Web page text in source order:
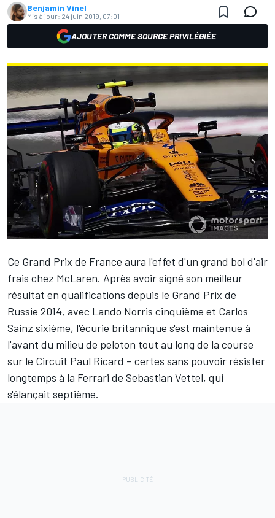
Benjamin Vinel
Mis à jour: 24 juin 2019, 07:01
AJOUTER COMME SOURCE PRIVILÉGIÉE
Ce Grand Prix de France aura l'effet d'un grand bol d'air
frais chez McLaren. Après avoir signé son meilleur
résultat en qualifications depuis le Grand Prix de
Russie 2014, avec Lando Norris cinquième et Carlos
Sainz sixième, l'écurie britannique s'est maintenue à
l'avant du milieu de peloton tout au long de la course
sur le Circuit Paul Ricard – certes sans pouvoir résister
longtemps à la Ferrari de Sebastian Vettel, qui
s'élançait septième.